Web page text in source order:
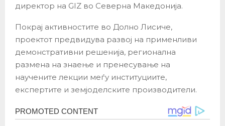
директор на GIZ во Северна Македонија.
Покрај активностите во Долно Лисиче,
проектот предвидува развој на применливи
демонстративни решенија, регионална
размена на знаење и пренесување на
научените лекции меѓу институциите,
експертите и земјоделските производители.